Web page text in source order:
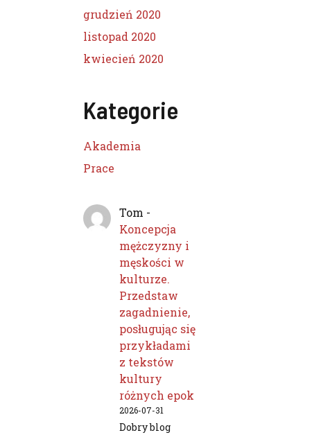
grudzień 2020
listopad 2020
kwiecień 2020
Kategorie
Akademia
Prace
Tom -
Koncepcja
mężczyzny i
męskości w
kulturze.
Przedstaw
zagadnienie,
posługując się
przykładami
z tekstów
kultury
różnych epok
2026-07-31
Dobry blog